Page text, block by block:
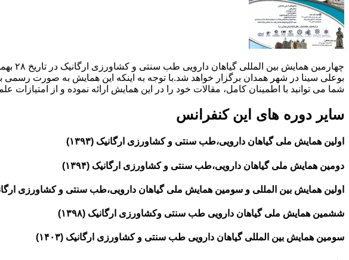
بوعلی سینا در شهر همدان برگزار خواهد شد.با توجه به اینکه این همایش به صورت رسمی
شما می توانید با اطمینان کامل، مقالات خود را در این همایش ارائه نموده و از امتیازات
سایر دوره های این کنفرانس
اولین همایش ملی گیاهان دارویی،طب سنتی و کشاورزی ارگانیک (۱۳۹۳)
دومین همایش ملی گیاهان دارویی،طب سنتی و کشاورزی ارگانیک (۱۳۹۴)
اولین همایش بین المللی و سومین همایش ملی گیاهان دارویی،طب سنتی و کشاورزی ارگانیک
ششمین همایش ملی گیاهان دارویی طب سنتی وکشاورزی ارگانیک (۱۳۹۸)
سومین همایش بین المللی گیاهان دارویی طب سنتی و کشاورزی ارگانیک (۱۴۰۳)